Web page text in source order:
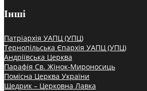
Інші
Патріархія УАПЦ (УПЦ)
Тернопільська Єпархія УАПЦ (УПЦ)
Андріївська Церква
Парафія Св. Жінок-Мироносиць
Помісна Церква України
Щедрик – Церковна Лавка